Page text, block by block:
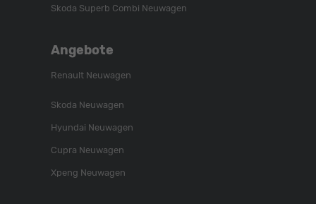
Skoda Superb Combi Neuwagen
Angebote
Renault Neuwagen
Skoda Neuwagen
Hyundai Neuwagen
Cupra Neuwagen
Xpeng Neuwagen